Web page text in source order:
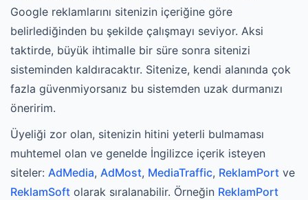
Google reklamlarını sitenizin içeriğine göre
belirlediğinden bu şekilde çalışmayı seviyor. Aksi
taktirde, büyük ihtimalle bir süre sonra sitenizi
sisteminden kaldıracaktır. Sitenize, kendi alanında çok
fazla güvenmiyorsanız bu sistemden uzak durmanızı
öneririm.
Üyeliği zor olan, sitenizin hitini yeterli bulmaması
muhtemel olan ve genelde İngilizce içerik isteyen
siteler: AdMedia, AdMost, MediaTraffic, ReklamPort ve
ReklamSoft olarak sıralanabilir. Örneğin ReklamPort